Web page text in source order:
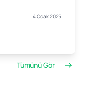
4 Ocak 2025
Tümünü Gör